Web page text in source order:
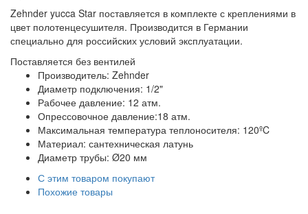
Zehnder yucca Star поставляется в комплекте с креплениями в
цвет полотенцесушителя. Производится в Германии
специально для российских условий эксплуатации.
Поставляется без вентилей
Производитель: Zehnder
Диаметр подключения: 1/2"
Рабочее давление: 12 атм.
Опрессовочное давление:18 атм.
Максимальная температура теплоносителя: 120ºC
Материал: сантехническая латунь
Диаметр трубы: Ø20 мм
С этим товаром покупают
Похожие товары